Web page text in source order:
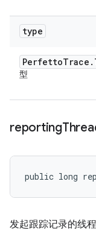
type
PerfettoTrace .
型
reporting
public long
发起跟踪记录的线程